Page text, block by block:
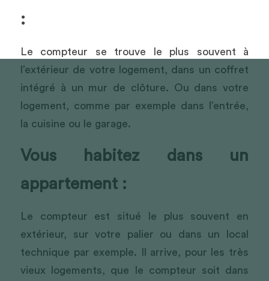
:
Le compteur se trouve le plus souvent à
l’extérieur de votre logement, dans un coffret
intégré à un mur de clôture. Ou dans votre
logement, comme par exemple dans l’entrée,
la cuisine ou le garage.
Vous habitez dans un
appartement :
Le compteur est situé le plus souvent en
extérieur, sur votre palier ou dans un local
technique par exemple. Il arrive, pour les très
vieux logements, que le compteur soit dans